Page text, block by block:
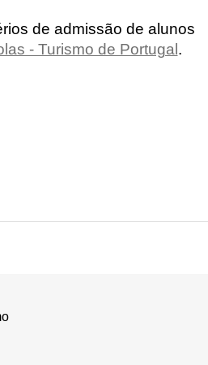
de admissão de alunos
- Turismo de Portugal.